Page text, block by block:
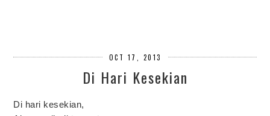
OCT 17, 2013
Di Hari Kesekian
Di hari kesekian,